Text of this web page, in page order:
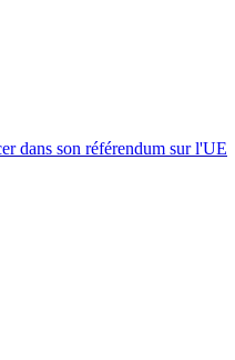
dans son référendum sur l'UE